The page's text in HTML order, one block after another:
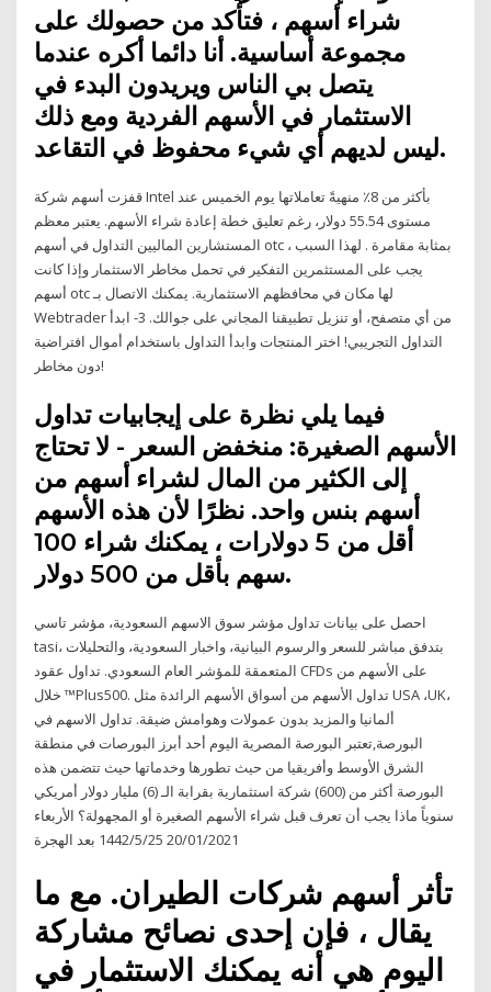
شراء أسهم ، فتأكد من حصولك على
مجموعة أساسية. أنا دائما أكره عندما
يتصل بي الناس ويريدون البدء في
الاستثمار في الأسهم الفردية ومع ذلك
ليس لديهم أي شيء محفوظ في التقاعد.
قفزت أسهم شركة Intel بأكثر من 8٪ منهيةً تعاملاتها يوم الخميس عند
مستوى 55.54 دولار، رغم تعليق خطة إعادة شراء الأسهم. يعتبر معظم
المستشارين الماليين التداول في أسهم otc بمثابة مقامرة . لهذا السبب ،
يجب على المستثمرين التفكير في تحمل مخاطر الاستثمار وإذا كانت
أسهم otc لها مكان في محافظهم الاستثمارية. يمكنك الاتصال بـ
Webtrader من أي متصفح، أو تنزيل تطبيقنا المجاني على جوالك. 3- ابدأ
التداول التجريبي! اختر المنتجات وابدأ التداول باستخدام أموال افتراضية
دون مخاطر!
فيما يلي نظرة على إيجابيات تداول
الأسهم الصغيرة: منخفض السعر - لا تحتاج
إلى الكثير من المال لشراء أسهم من
أسهم بنس واحد. نظرًا لأن هذه الأسهم
أقل من 5 دولارات ، يمكنك شراء 100
سهم بأقل من 500 دولار.
احصل على بيانات تداول مؤشر سوق الاسهم السعودية، مؤشر تاسي
tasi، بتدفق مباشر للسعر والرسوم البيانية، واخبار السعودية، والتحليلات
المتعمقة للمؤشر العام السعودي. تداول عقود CFDs على الأسهم من
خلال ™Plus500. تداول الأسهم من أسواق الأسهم الرائدة مثل USA ،UK،
ألمانيا والمزيد بدون عمولات وهوامش ضيقة. تداول الاسهم في
البورصة,تعتبر البورصة المصرية اليوم أحد أبرز البورصات في منطقة
الشرق الأوسط وأفريقيا من حيث تطورها وخدماتها حيث تتضمن هذه
البورصة أكثر من (600) شركة استثمارية بقرابة الـ (6) مليار دولار أمريكي
سنوياً ماذا يجب أن تعرف قبل شراء الأسهم الصغيرة أو المجهولة؟ الأربعاء
20/01/2021 25‏‏/5‏‏/1442 بعد الهجرة
تأثر أسهم شركات الطيران. مع ما
يقال ، فإن إحدى نصائح مشاركة
اليوم هي أنه يمكنك الاستثمار في